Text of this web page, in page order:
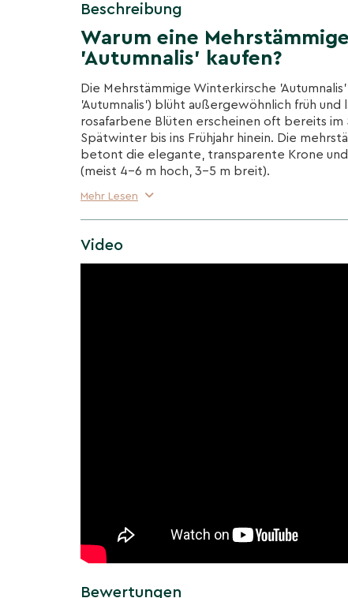
Beschreibung
Warum eine
'Autumnalis' kaufen?
Die Mehrstämmige Winterkirsche
'Autumnalis') blüht außergewöhnlich früh und
rosafarbene Blüten erscheinen oft bereits
Spätwinter bis ins Frühjahr hinein. Die
betont die elegante, transparente Krone
(meist 4–6 m hoch, 3–5 m breit).
Außergewöhnlich lange Blüte
Zart weiße bis blassrosafarbene Blüten in
November/Dezember und erneut von
Winteraspekt.
die Mehrstämmige
'Autumnalis' im
Mehrere Blühwellen und ein feiner Laub- und
Mehr Lesen
Video
Bewertungen